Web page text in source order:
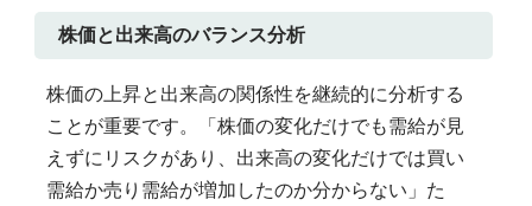
株価と出来高のバランス分析
株価の上昇と出来高の関係性を継続的に分析する
ことが重要です。「株価の変化だけでも需給が見
えずにリスクがあり、出来高の変化だけでは買い
需給か売り需給が増加したのか分からない」た